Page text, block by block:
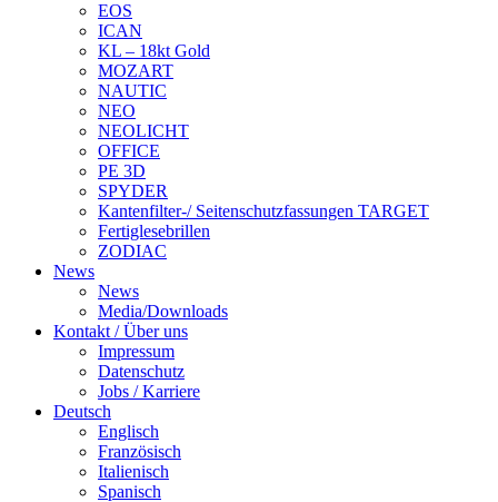
EOS
ICAN
KL – 18kt Gold
MOZART
NAUTIC
NEO
NEOLICHT
OFFICE
PE 3D
SPYDER
Kantenfilter-/ Seitenschutzfassungen TARGET
Fertiglesebrillen
ZODIAC
News
News
Media/Downloads
Kontakt / Über uns
Impressum
Datenschutz
Jobs / Karriere
Deutsch
Englisch
Französisch
Italienisch
Spanisch